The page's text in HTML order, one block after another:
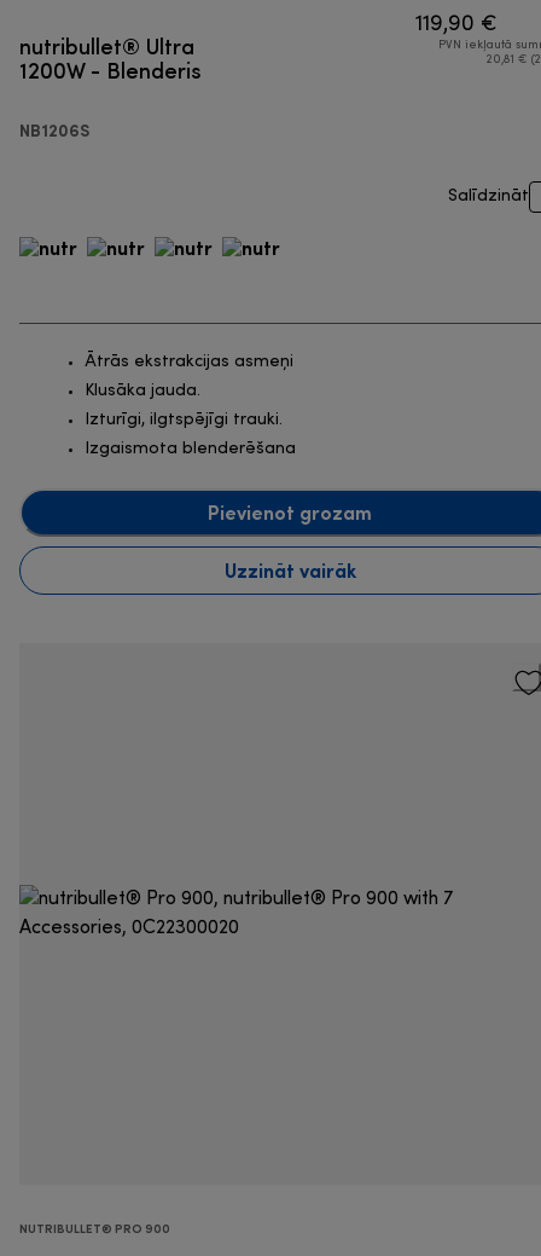
nutribullet® Ultra
1200W - Blenderis
NB1206S
119,90 €
PVN iekļautā
20,81 €
Salīdzināt
Ātrās ekstrakcijas asmeņi
Klusāka jauda.
Izturīgi, ilgtspējīgi trauki.
Izgaismota blenderēšana
Pievienot grozam
Uzzināt vairāk
NUTRIBULLET® PRO 900